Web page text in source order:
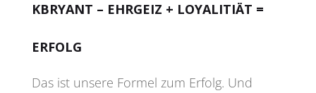
KBRYANT – EHRGEIZ + LOYALITIÄT =
ERFOLG
Das ist unsere Formel zum Erfolg. Und